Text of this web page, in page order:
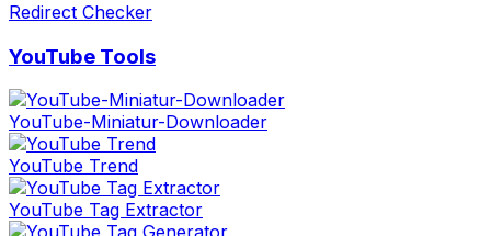
Redirect Checker
YouTube Tools
YouTube-Miniatur-Downloader
YouTube Trend
YouTube Tag Extractor